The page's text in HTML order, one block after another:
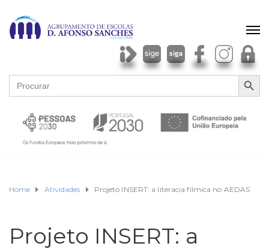
Search
for:
SEARCH
Home Atividades Projeto INSERT: a literacia fílmica no AEDAS
Projeto INSERT: a